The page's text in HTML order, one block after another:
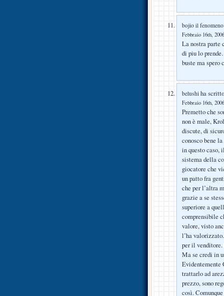
bojio il fenomeno
Febbraio 16th,
La nostra parte
di piu lo
buste ma spero
belushi ha
Febbraio 16th,
Premetto che
non è male,
discute, di
conosco bene
in questo caso,
sistema della
giocatore che
un patto fra
che per l’altra
grazie a se
superiore a
comprensibile
valore, visto
l’ha
per il
Ma se credi in
Evidentemente
trattarlo ad
prezzo, sono
così.